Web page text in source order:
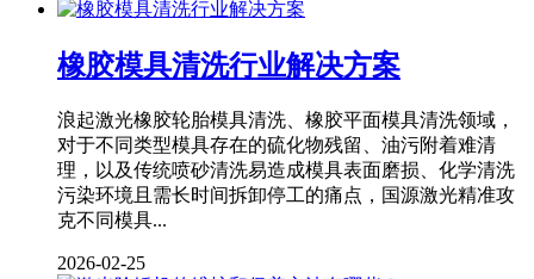
橡胶模具清洗行业解决方案
浪起激光橡胶轮胎模具清洗、橡胶平面模具清洗领域，
对于不同类型模具存在的硫化物残留、油污附着难清
理，以及传统喷砂清洗易造成模具表面磨损、化学清洗
污染环境且需长时间拆卸停工的痛点，国源激光精准攻
克不同模具...
2026-02-25